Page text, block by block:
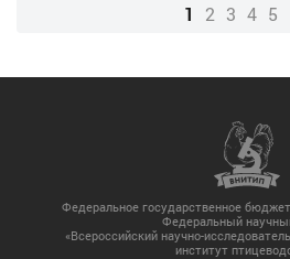
1 2 3 4 5
Федеральное государственное
Федеральный
«Всероссийский научно-
институт